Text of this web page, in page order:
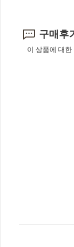
구매후
이 상품에 대